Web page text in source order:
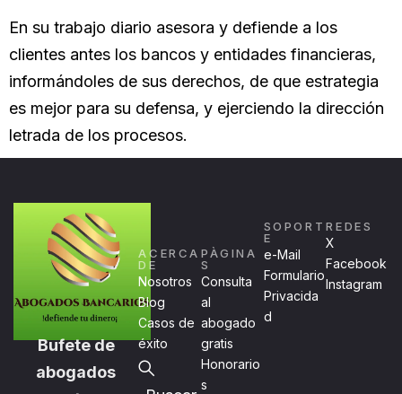
En su trabajo diario asesora y defiende a los
clientes antes los bancos y entidades financieras,
informándoles de sus derechos, de que estrategia
es mejor para su defensa, y ejerciendo la dirección
letrada de los procesos.
Bufete de
abogados
ACERCA
DE
Nosotros
Blog
Casos de
éxito
PÀGINA
S
Consulta
al
abogado
gratis
Honorario
s
SOPORT
E
e-Mail
Formulario
Privacida
d
REDES
X
Facebook
Instagram